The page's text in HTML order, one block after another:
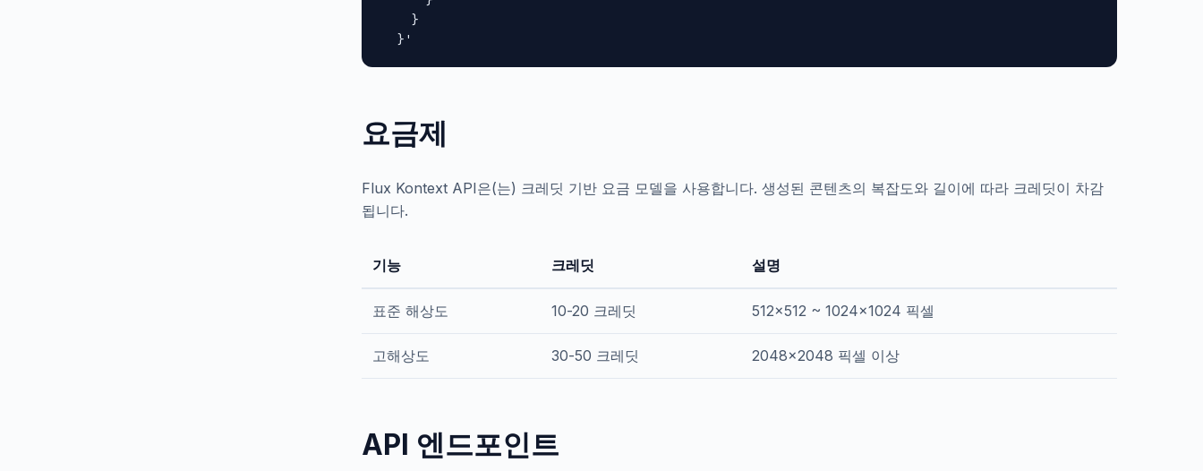
    }
  }'
요금제
Flux Kontext API은(는) 크레딧 기반 요금 모델을 사용합니다. 생성된 콘텐츠의 복잡도와 길이에 따라 크레딧이 차감
됩니다.
기능 크레딧 설명
표준 해상도 10-20 크레딧 512x512 ~ 1024x1024 픽셀
고해상도 30-50 크레딧 2048x2048 픽셀 이상
API 엔드포인트